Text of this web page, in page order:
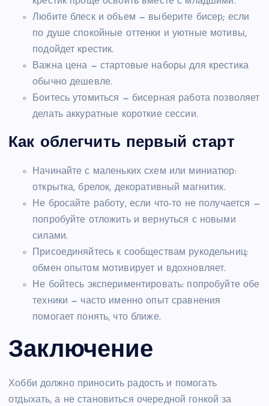
Любите блеск и объем — выберите бисер; если
по душе спокойные оттенки и уютные мотивы,
подойдет крестик.
Важна цена — стартовые наборы для крестика
обычно дешевле.
Боитесь утомиться — бисерная работа позволяет
делать аккуратные короткие сессии.
Как облегчить первый старт
Начинайте с маленьких схем или миниатюр:
открытка, брелок, декоративный магнитик.
Не бросайте работу, если что-то не получается —
попробуйте отложить и вернуться с новыми
силами.
Присоединяйтесь к сообществам рукодельниц:
обмен опытом мотивирует и вдохновляет.
Не бойтесь экспериментировать: попробуйте обе
техники — часто именно опыт сравнения
помогает понять, что ближе.
Заключение
Хобби должно приносить радость и помогать
отдыхать, а не становиться очередной гонкой за